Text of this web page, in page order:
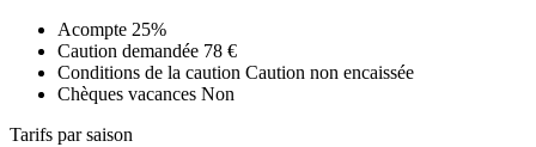
Acompte 25%
Caution demandée 78 €
Conditions de la caution Caution non encaissée
Chèques vacances Non
Tarifs par saison